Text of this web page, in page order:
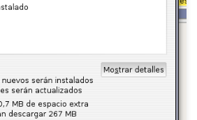
va un pantallazo de lo que ha
Ksnapshot (me gusta más
[…]